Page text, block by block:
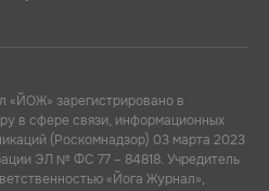
«ЙОЖ» зарегистрировано в
в сфере связи, информационных
(Роскомнадзор) 03 марта 2023
ЭЛ № ФС 77 – 84818. Учредитель
«Йога Журнал»,